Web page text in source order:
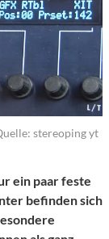
stereoping yt
ein paar feste
befinden sich